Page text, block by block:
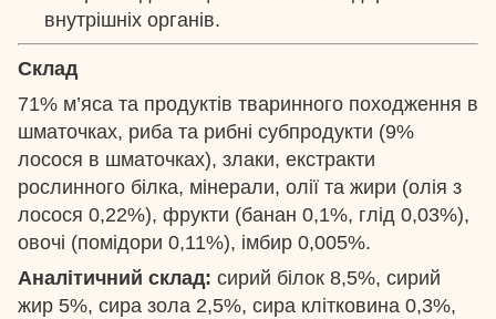
внутрішніх органів.
Склад
71% м’яса та продуктів тваринного походження в
шматочках, риба та рибні субпродукти (9%
лосося в шматочках), злаки, екстракти
рослинного білка, мінерали, олії та жири (олія з
лосося 0,22%), фрукти (банан 0,1%, глід 0,03%),
овочі (помідори 0,11%), імбир 0,005%.
Аналітичний склад: сирий білок 8,5%, сирий
жир 5%, сира зола 2,5%, сира клітковина 0,3%,